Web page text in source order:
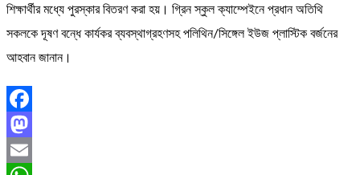
শিক্ষার্থীর মধ্যে পুরস্কার বিতরণ করা হয়। গ্রিন স্কুল ক্যাম্পেইনে প্রধান অতিথি
সকলকে দূষণ বন্ধে কার্যকর ব্যবস্থাগ্রহণসহ পলিথিন/সিঙ্গেল ইউজ প্লাস্টিক বর্জনের
আহবান জানান।
Facebook
Mastodon